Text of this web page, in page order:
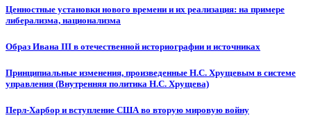
Ценностные установки нового времени и их реализация: на примере
либерализма, национализма
Образ Ивана III в отечественной историографии и источниках
Принципиальные изменения, произведенные Н.С. Хрущевым в системе
управления (Внутренняя политика Н.С. Хрущева)
Перл-Харбор и вступление США во вторую мировую войну